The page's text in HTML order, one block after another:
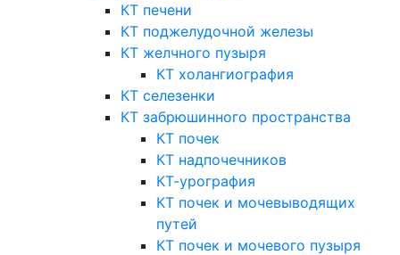
КТ печени
КТ поджелудочной железы
КТ желчного пузыря
КТ холангиография
КТ селезенки
КТ забрюшинного пространства
КТ почек
КТ надпочечников
КТ-урография
КТ почек и мочевыводящих
путей
КТ почек и мочевого пузыря